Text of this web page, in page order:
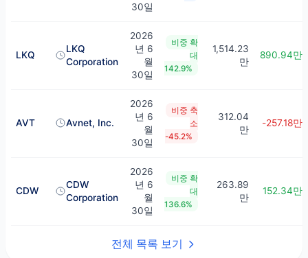
30일
LKQ
LKQ
Corporation
2026
년 6
월
30일
비중 확
대
142.9%
1,514.23
만
890.94만
AVT Avnet, Inc.
2026
년 6
월
30일
비중 축
소
-45.2%
312.04
만
-257.18만
CDW
CDW
Corporation
2026
년 6
월
30일
비중 확
대
136.6%
263.89
만
152.34만
전체 목록 보기